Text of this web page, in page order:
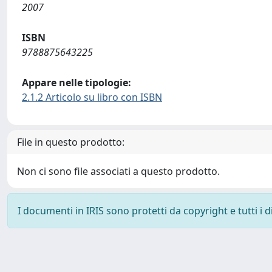
2007
ISBN
9788875643225
Appare nelle tipologie:
2.1.2 Articolo su libro con ISBN
File in questo prodotto:
Non ci sono file associati a questo prodotto.
I documenti in IRIS sono protetti da copyright e tutti i